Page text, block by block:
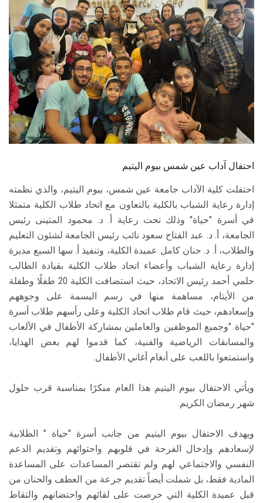
الطلاب
هيئة التدريس
الدراسات العليا
الخريجين
الموظفون
سجل الان
احتفال آداب عين شمس بيوم اليتيم
احتفلت كلية الآداب جامعة عين شمس، بيوم اليتيم، والذي نظمته
إدارة رعاية الشباب بالكلية بالتعاون مع اتحاد طلاب الكلية متمثلا
في أسرة "حياة" وذلك تحت رعاية أ. د. محمود المتينى رئيس
الجامعة، أ. د. عبد الفتاح سعود نائب رئيس الجامعة لشئون التعليم
والطلاب، أ. د. حنان كامل عميدة الكلية، وتنفيذ أ. سها السبع مديرة
إدارة رعاية الشباب وأعضاء اتحاد طلاب الكلية بقيادة الطالب
حلمي أحمد رئيس الاتحاد، حيث استضافت الكلية 20 طفلًا وطفلة
من الأيتام، مساهمة منها في رسم البسمة على وجوههم
وإسعادهم، حيث قام طلاب اتحاد الكلية وعلى رأسهم طلاب أسرة
"حياة "وجميع الموظفين والعاملين بمشاركة الأطفال في الألعاب
والمسابقات الرياضية والفنية، كما قدموا لهم بعض الهدايا،
واستمتعوا باللعب على أنغام أغاني الأطفال.
ويأتي الاحتفال بيوم اليتيم هذا العام مبكرًا بمناسبة قرب حلول
شهر رمضان الكريم.
ويهدف الاحتفال بيوم اليتيم من جانب أسرة "حياة " الطلابية
لإسعادهم وإدخال الفرحة في قلوبهم واحتوائهم وتقديم الدعم
النفسي والاجتماعي لهم ولم تقتصر المساعدات على المساعدة
المادية فقط، بل شملت أيضاً تقديم جرعة من العطف والحنان من
قبل عميدة الكلية التي حرصت على لقائهم واحتضانهم والتقاط